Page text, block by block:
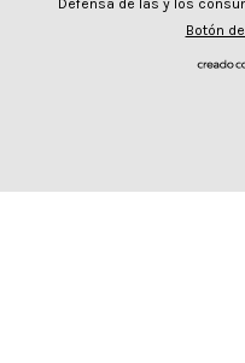
Defensa de las y los
Botón